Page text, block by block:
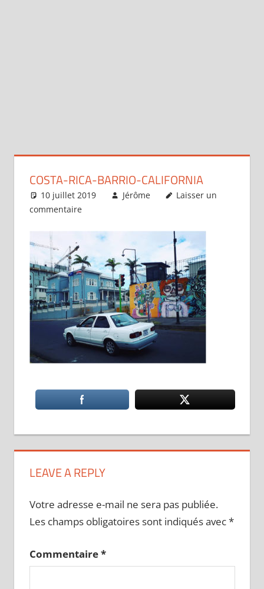
COSTA-RICA-BARRIO-CALIFORNIA
10 juillet 2019 Jérôme
Laisser un
commentaire
LEAVE A REPLY
Votre adresse e-mail ne sera pas publiée.
Les champs obligatoires sont indiqués avec*
Commentaire*